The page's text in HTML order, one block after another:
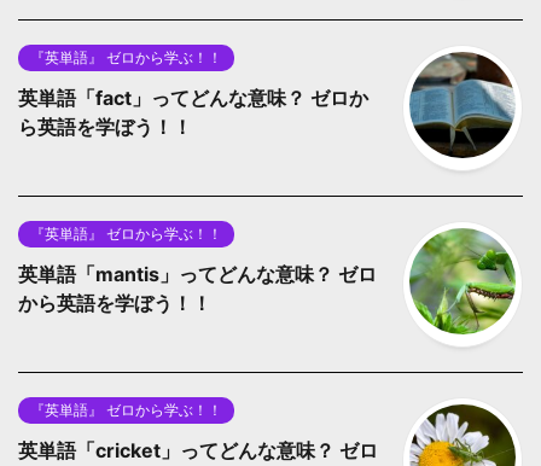
『英単語』 ゼロから学ぶ！！
英単語「fact」ってどんな意味？ ゼロか
ら英語を学ぼう！！
『英単語』 ゼロから学ぶ！！
英単語「mantis」ってどんな意味？ ゼロ
から英語を学ぼう！！
『英単語』 ゼロから学ぶ！！
英単語「cricket」ってどんな意味？ ゼロ